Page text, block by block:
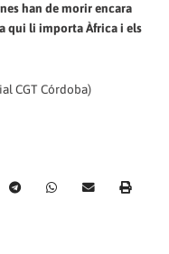
han de morir encara
qui li importa Àfrica i els
CGT Córdoba)